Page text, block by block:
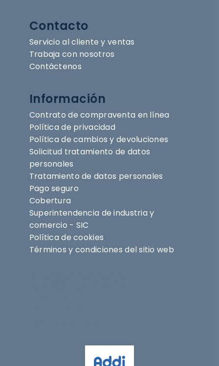
Contacto
Servicio al cliente y ventas
Trabaja con nosotros
Contáctenos
Información
Contrato de compraventa en línea
Política de privacidad
Política de cambios y devoluciones
Solicitud tratamiento de datos
personales
Tratamiento de datos personales
Pago seguro
Cobertura
Superintendencia de industria y
comercio - SIC
Política de cookies
Términos y condiciones del sitio web